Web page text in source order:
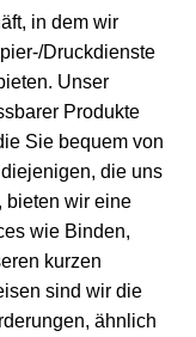
in dem wir
Druckdienste
Unser
Produkte
Sie bequem von
die uns
bieten wir eine
wie Binden,
kurzen
sind wir die
ähnlich